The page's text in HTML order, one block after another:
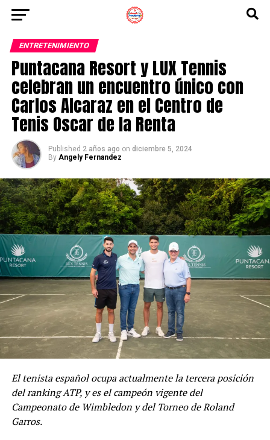
ENTRETENIMIENTO
Puntacana Resort y LUX Tennis
celebran un encuentro único con
Carlos Alcaraz en el Centro de
Tenis Oscar de la Renta
Published 2 años ago on diciembre 5, 2024
By Angely Fernandez
El tenista español ocupa actualmente la tercera posición
del ranking ATP, y es el campeón vigente del
Campeonato de Wimbledon y del Torneo de Roland
Garros.